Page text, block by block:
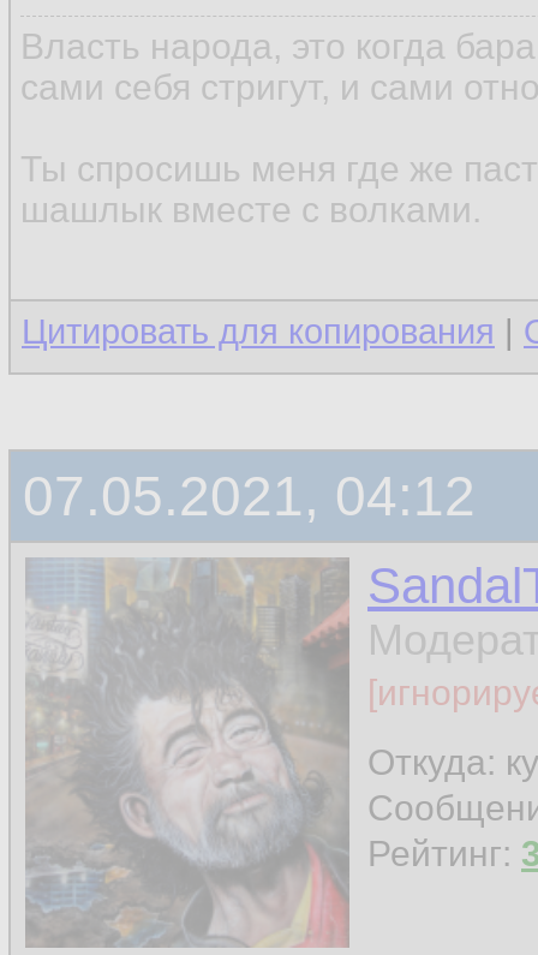
Власть народа, это когда
сами себя стригут, и сами
Ты спросишь меня где же
шашлык вместе с волками.
Цитировать для копирования |
07.05.2021, 04:12
Откуда:
Рейтинг: